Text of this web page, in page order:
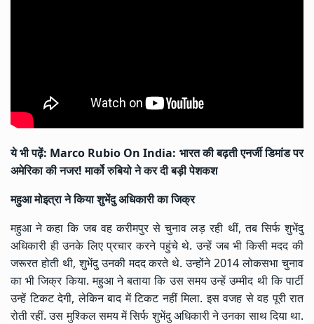
ये भी पढ़ें: Marco Rubio On India: भारत की बढ़ती एनर्जी डिमांड पर
अमेरिका की नजर! मार्को रुबियो ने कर दी बड़ी पेशकश
महुआ मोइत्रा ने किया शुभेंदु अधिकारी का जिक्र
महुआ ने कहा कि जब वह करीमपुर से चुनाव लड़ रही थीं, तब सिर्फ शुभेंदु
अधिकारी ही उनके लिए प्रचार करने पहुंचे थे. उन्हें जब भी किसी मदद की
जरूरत होती थी, शुभेंदु उनकी मदद करते थे. उन्होंने 2014 लोकसभा चुनाव
का भी जिक्र किया. महुआ ने बताया कि उस समय उन्हें उम्मीद थी कि पार्टी
उन्हें टिकट देगी, लेकिन बाद में टिकट नहीं मिला. इस वजह से वह पूरी रात
रोती रहीं. उस मुश्किल समय में सिर्फशुभेंदु अधिकारीने उनका साथ दिया था.